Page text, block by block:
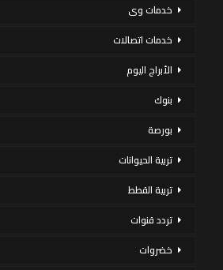
خدمات وى
خدمات اتصالات
الأبراج اليوم
بنوك
بورصة
تربية الحيوانات
تربية القطط
تردد قنوات
خضروات